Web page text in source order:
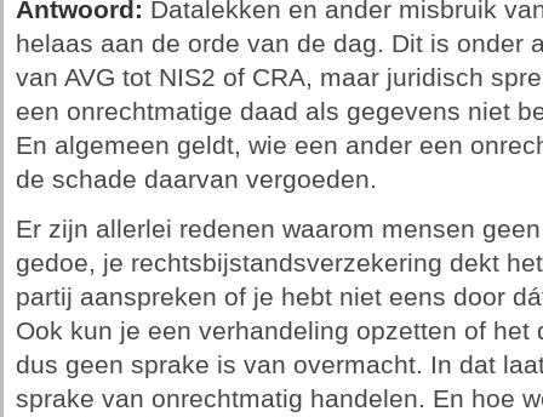
Antwoord: Datalekken en ander misbruik
helaas aan de orde van de dag. Dit is onder
van AVG tot NIS2 of CRA, maar juridisch
een onrechtmatige daad als gegevens niet
En algemeen geldt, wie een ander een
de schade daarvan vergoeden.
Er zijn allerlei redenen waarom mensen
gedoe, je rechtsbijstandsverzekering dekt
partij aanspreken of je hebt niet eens door
Ook kun je een verhandeling opzetten of het
dus geen sprake is van overmacht. In dat
sprake van onrechtmatig handelen. En hoe